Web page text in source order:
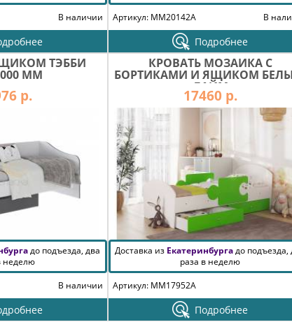
В наличии
Артикул: MM20142A
В
Подробнее
ТЭББИ
ММ
р.
до подъезда, два
неделю
В наличии
КРОВАТЬ МОЗАИКА С
БОРТИКАМИ И ЯЩИКОМ
ЛАЙМ
17460 р.
Доставка из Екатеринбургадо подъезда,
раза в неделю
Артикул: MM17952A
Подробнее